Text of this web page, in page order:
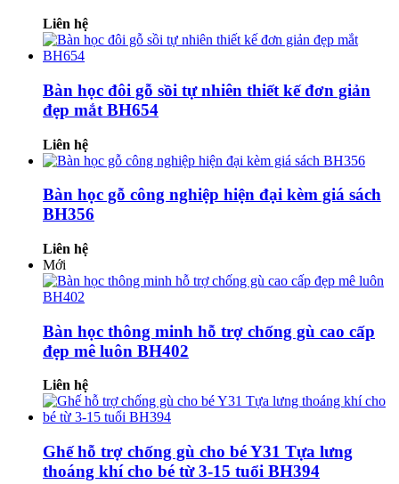
Liên hệ
Bàn học đôi gỗ sồi tự nhiên thiết kế đơn giản
đẹp mắt BH654
Liên hệ
Bàn học gỗ công nghiệp hiện đại kèm giá sách
BH356
Liên hệ
Mới
Bàn học thông minh hỗ trợ chống gù cao cấp
đẹp mê luôn BH402
Liên hệ
Ghế hỗ trợ chống gù cho bé Y31 Tựa lưng
thoáng khí cho bé từ 3-15 tuổi BH394